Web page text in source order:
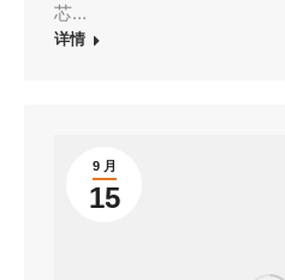
芯…
详情
9 月
15